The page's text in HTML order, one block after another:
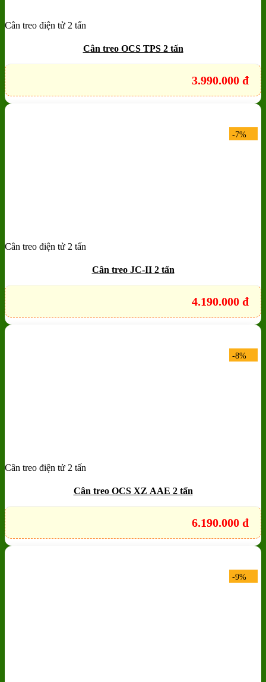
Add to wishlist
Cân treo điện tử 2 tấn
Cân treo OCS TPS 2 tấn
3.990.000 đ
-7%
Add to wishlist
Cân treo điện tử 2 tấn
Cân treo JC-II 2 tấn
4.190.000 đ
-8%
Add to wishlist
Cân treo điện tử 2 tấn
Cân treo OCS XZ AAE 2 tấn
6.190.000 đ
-9%